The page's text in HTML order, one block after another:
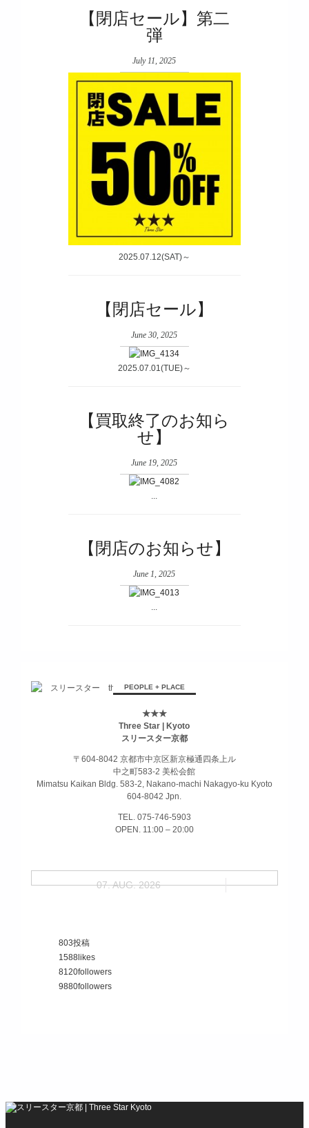
【閉店セール】第二
弾
July 11, 2025
2025.07.12(SAT)～
【閉店セール】
June 30, 2025
2025.07.01(TUE)～
【買取終了のお知ら
せ】
June 19, 2025
【閉店のお知らせ】
June 1, 2025
PEOPLE + PLACE
★★★
Three Star | Kyoto
スリースター京都
〒604-8042 京都市中京区新京極通四条上ル
中之町583-2 美松会館
Mimatsu Kaikan Bldg. 583-2, Nakano-machi Nakagyo-ku Kyoto
604-8042 Jpn.
TEL. 075-746-5903
OPEN. 11:00 – 20:00
07. AUG. 2026
803投稿
1588 likes
8120followers
9880followers